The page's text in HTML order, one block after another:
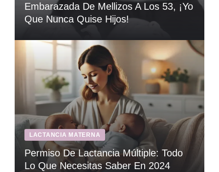
Embarazada De Mellizos A Los 53, ¡Yo
Que Nunca Quise Hijos!
LACTANCIA MATERNA
Permiso De Lactancia Múltiple: Todo
Lo Que Necesitas Saber En 2024